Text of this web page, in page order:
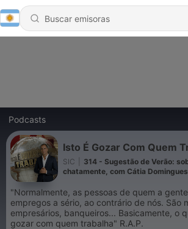
Podcasts
Isto É Gozar Com Quem
SIC
314 - Sugestão de Verão:
chatamente, com Cátia
Miguel Góis, José Diogo Quintela e
Pereira
"Normalmente, as pessoas de quem a
empregos a sério, ao contrário de nós. São
empresários, banqueiros... Basicamente, o
gozar com quem trabalha" R.A.P.